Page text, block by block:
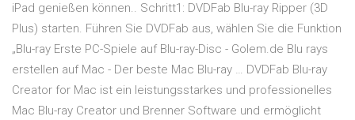
iPad genießen können.. Schritt1: DVDFab Blu-ray Ripper (3D
Plus) starten. Führen Sie DVDFab aus, wählen Sie die Funktion
„Blu-ray Erste PC-Spiele auf Blu-ray-Disc - Golem.de Blu rays
erstellen auf Mac - Der beste Mac Blu-ray … DVDFab Blu-ray
Creator for Mac ist ein leistungsstarkes und professionelles
Mac Blu-ray Creator und Brenner Software und ermöglicht